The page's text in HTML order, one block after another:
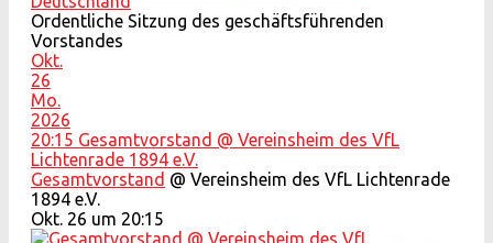
Ordentliche Sitzung des geschäftsführenden
Vorstandes
Okt.
26
Mo.
2026
20:15 Gesamtvorstand @ Vereinsheim des VfL
Lichtenrade 1894 e.V.
Gesamtvorstand @ Vereinsheim des VfL Lichtenrade
1894 e.V.
Okt. 26 um 20:15